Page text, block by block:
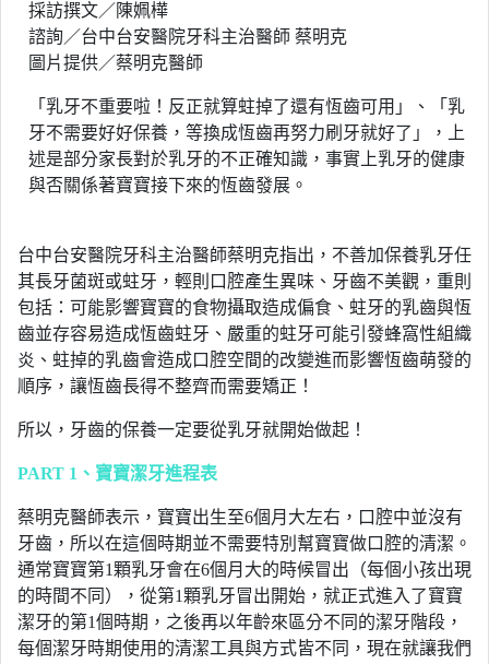
採訪撰文／陳姵樺
諮詢／台中台安醫院牙科主治醫師 蔡明克
圖片提供／蔡明克醫師
「乳牙不重要啦！反正就算蛀掉了還有恆齒可用」、「乳
牙不需要好好保養，等換成恆齒再努力刷牙就好了」，上
述是部分家長對於乳牙的不正確知識，事實上乳牙的健康
與否關係著寶寶接下來的恆齒發展。
台中台安醫院牙科主治醫師蔡明克指出，不善加保養乳牙任
其長牙菌斑或蛀牙，輕則口腔產生異味、牙齒不美觀，重則
包括：可能影響寶寶的食物攝取造成偏食、蛀牙的乳齒與恆
齒並存容易造成恆齒蛀牙、嚴重的蛀牙可能引發蜂窩性組織
炎、蛀掉的乳齒會造成口腔空間的改變進而影響恆齒萌發的
順序，讓恆齒長得不整齊而需要矯正！
所以，牙齒的保養一定要從乳牙就開始做起！
PART 1 、寶寶潔牙進程表
蔡明克醫師表示，寶寶出生至6個月大左右，口腔中並沒有
牙齒，所以在這個時期並不需要特別幫寶寶做口腔的清潔。
通常寶寶第1顆乳牙會在6個月大的時候冒出（每個小孩出現
的時間不同），從第1顆乳牙冒出開始，就正式進入了寶寶
潔牙的第1個時期，之後再以年齡來區分不同的潔牙階段，
每個潔牙時期使用的清潔工具與方式皆不同，現在就讓我們